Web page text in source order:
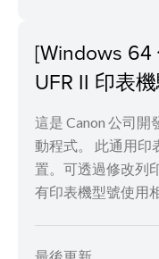
[Windows 64
UFR II 印表
這是 Canon 公司開
動程式。 此通用印
置。可透過修改列
有印表機型號使用